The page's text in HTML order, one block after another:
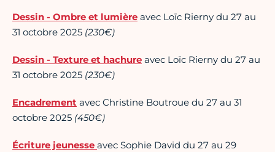
Dessin - Ombre et lumière avec Loïc Rierny du 27 au
31 octobre 2025 (230€)
Dessin - Texture et hachure avec Loïc Rierny du 27 au
31 octobre 2025 (230€)
Encadrement avec Christine Boutroue du 27 au 31
octobre 2025 (450€)
Écriture jeunesse avec Sophie David du 27 au 29